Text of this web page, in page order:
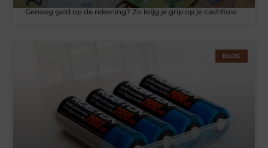
Genoeg geld op de rekening? Zo krijg je grip op je cashflow
BLOG